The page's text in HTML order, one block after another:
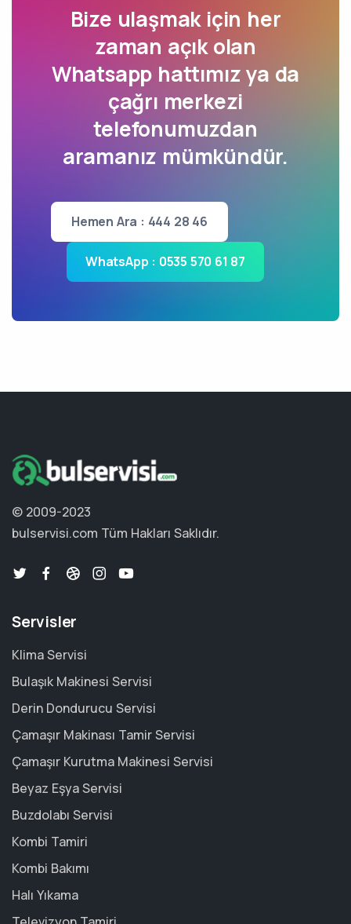
Bize ulaşmak için her
zaman açık olan
Whatsapp hattımız ya da
çağrı merkezi
telefonumuzdan
aramanız mümkündür.
Hemen Ara : 444 28 46
WhatsApp : 0535 570 61 87
© 2009-2023
bulservisi.com Tüm Hakları Saklıdır.
Servisler
Klima Servisi
Bulaşık Makinesi Servisi
Derin Dondurucu Servisi
Çamaşır Makinası Tamir Servisi
Çamaşır Kurutma Makinesi Servisi
Beyaz Eşya Servisi
Buzdolabı Servisi
Kombi Tamiri
Kombi Bakımı
Halı Yıkama